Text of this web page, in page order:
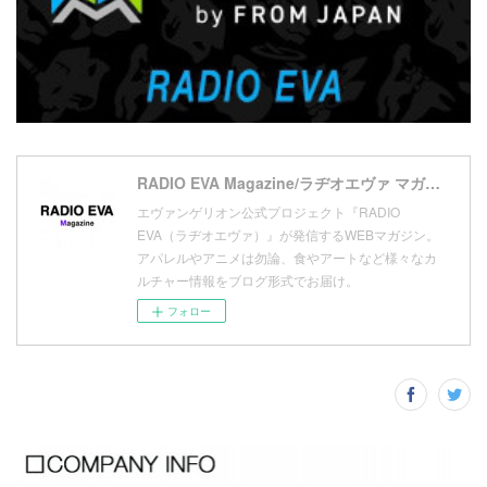
(10)
(
(9)
(17)
)
(16
(1)
RADIO EVA Magazine/ラヂオエヴァ マガジン
エヴァンゲリオン公式プロジェクト『RADIO
EVA（ラヂオエヴァ）』が発信するWEBマガジン。
アパレルやアニメは勿論、食やアートなど様々なカ
ルチャー情報をブログ形式でお届け。
フォロー